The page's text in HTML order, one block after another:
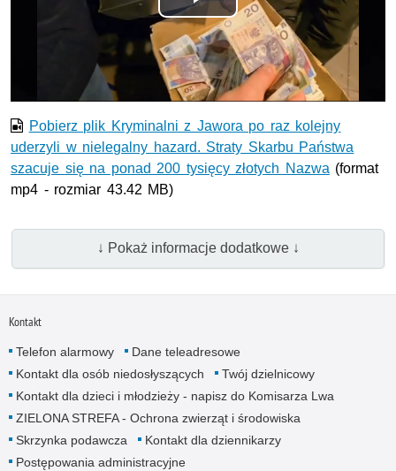
Odtwórz
wideo
Pobierz plik Kryminalni z Jawora po raz kolejny
uderzyli w nielegalny hazard. Straty Skarbu Państwa
szacuje się na ponad 200 tysięcy złotych Nazwa (format
mp4 - rozmiar 43.42 MB)
↓ Pokaż informacje dodatkowe ↓
Kontakt
Telefon alarmowy
Dane teleadresowe
Kontakt dla osób niedosłyszących
Twój dzielnicowy
Kontakt dla dzieci i młodzieży - napisz do Komisarza Lwa
ZIELONA STREFA - Ochrona zwierząt i środowiska
Skrzynka podawcza
Kontakt dla dziennikarzy
Postępowania administracyjne